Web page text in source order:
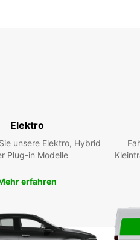
Reservieren Sie
Europcar Bielefeld
Einschränkungen.
willkommen zu heißen!
Elektro
unsere Elektro, Hybrid
Plug-in Modelle
erfahren